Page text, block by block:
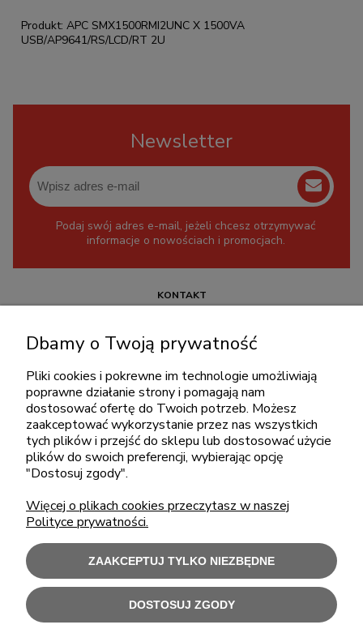
Produkt: APC SMX1500RMI2UNC X 1500VA
USB/AP9641/RS/LCD/RT 2U
Newsletter
Podaj swój adres e-mail, jeżeli chcesz otrzymywać
informacje o nowościach i promocjach.
KONTAKT
pon.-piąt.: 08:00-16:00
sklep@cebit.pl
ZAKUPY
MOJE KONTO
INFORMACJE
Dbamy o Twoją prywatność
Pliki cookies i pokrewne im technologie umożliwiają
poprawne działanie strony i pomagają nam
dostosować ofertę do Twoich potrzeb. Możesz
zaakceptować wykorzystanie przez nas wszystkich
tych plików i przejść do sklepu lub dostosować użycie
plików do swoich preferencji, wybierając opcję
"Dostosuj zgody".
Więcej o plikach cookies przeczytasz w naszej
Polityce prywatności.
ZAAKCEPTUJ TYLKO NIEZBĘDNE
DOSTOSUJ ZGODY